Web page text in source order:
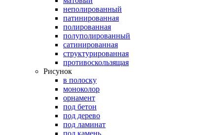
неполированный
патинированная
полированная
полуполированный
сатинированная
структурированная
противоскользящая
Рисунок
в полоску
моноколор
орнамент
под бетон
под дерево
под ламинат
под камень